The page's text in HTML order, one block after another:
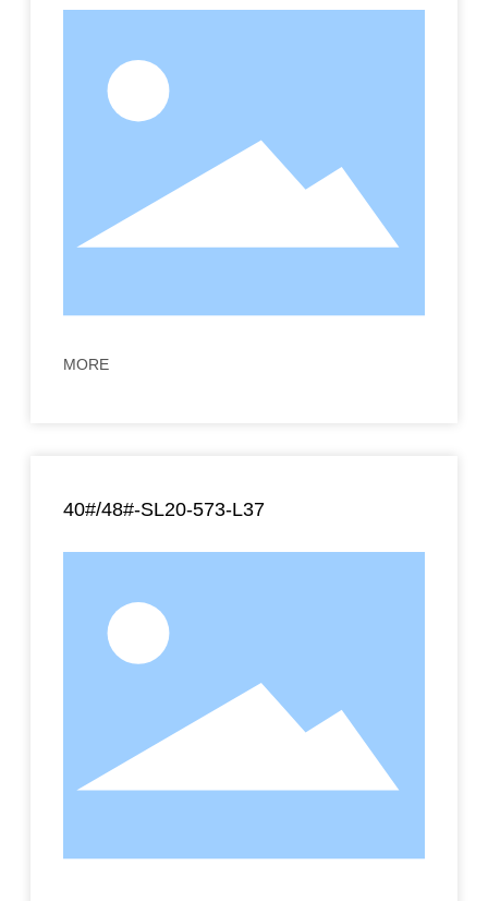
MORE
40#/48#-SL20-573-L37